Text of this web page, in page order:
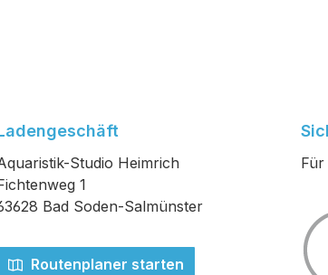
Studio Heimrich
1
Bad Soden-Salmünster
Routenplaner starten